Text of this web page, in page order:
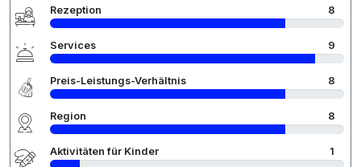
Rezeption 8
Services 9
Preis-Leistungs-Verhältnis 8
Region 8
Aktivitäten für Kinder 1